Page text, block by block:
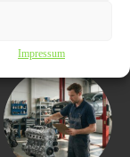
Impressum